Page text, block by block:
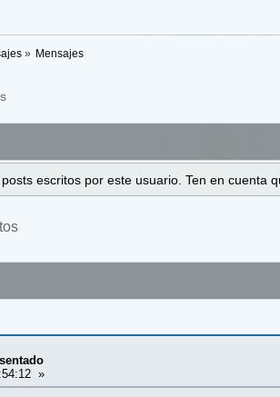
» Mensajes
escritos por este usuario. Ten en
»